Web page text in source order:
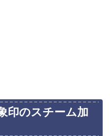
印のスチーム加